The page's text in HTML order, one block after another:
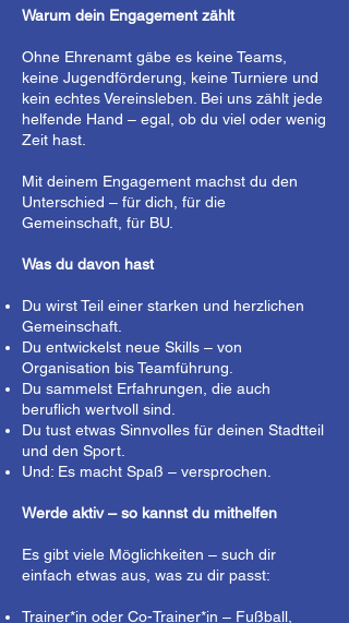
Warum dein Engagement zählt
Ohne Ehrenamt gäbe es keine Teams,
keine Jugendförderung, keine Turniere und
kein echtes Vereinsleben. Bei uns zählt jede
helfende Hand – egal, ob du viel oder wenig
Zeit hast.
Mit deinem Engagement machst du den
Unterschied – für dich, für die
Gemeinschaft, für BU.
Was du davon hast
Du wirst Teil einer starken und herzlichen
Gemeinschaft.
Du entwickelst neue Skills – von
Organisation bis Teamführung.
Du sammelst Erfahrungen, die auch
beruflich wertvoll sind.
Du tust etwas Sinnvolles für deinen Stadtteil
und den Sport.
Und: Es macht Spaß – versprochen.
Werde aktiv – so kannst du mithelfen
Es gibt viele Möglichkeiten – such dir
einfach etwas aus, was zu dir passt:
Trainer*in oder Co-Trainer*in – Fußball,